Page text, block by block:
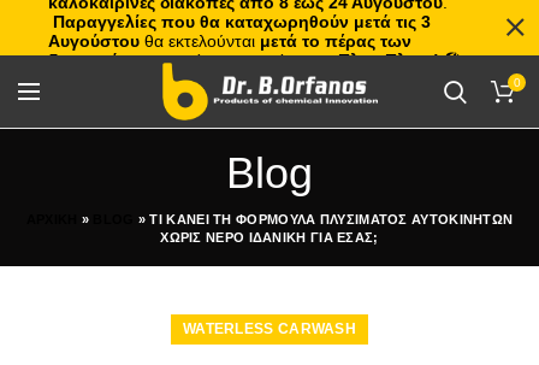
0
Blog
» »ΤΙ ΚΑΝΕΙ ΤΗ ΦΟΡΜΟΥΛΑ ΠΛΥΣΙΜΑΤΟΣ ΑΥΤΟΚΙΝΗΤΩΝ
ΧΩΡΙΣ ΝΕΡΟ ΙΔΑΝΙΚΗ ΓΙΑ ΕΣΑΣ;
WATERLESS CARWASH
Παραγγελίες που θα καταχωρηθούν μετά τις 3
Αυγούστου θα εκτελούνται μετά το πέρας των
διακοπών, με σειρά προτεραιότητας.Πλιτς Πλατς!🏖️🌊